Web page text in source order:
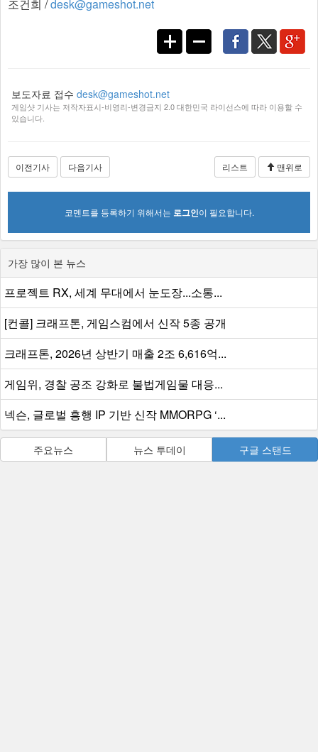
조건희 /desk@gameshot.net
보도자료 접수 desk@gameshot.net
게임샷 기사는 저작자표시-비영리-변경금지 2.0 대한민국 라이선스에 따라 이용할 수
있습니다.
이전기사 다음기사 리스트 맨위로
코멘트를 등록하기 위해서는 로그인이 필요합니다.
가장 많이 본 뉴스
프로젝트 RX, 세계 무대에서 눈도장...소통...
[컨콜] 크래프톤, 게임스컴에서 신작 5종 공개
크래프톤, 2026년 상반기 매출 2조 6,616억...
게임위, 경찰 공조 강화로 불법게임물 대응...
넥슨, 글로벌 흥행 IP 기반 신작 MMORPG ‘...
주요뉴스 뉴스 투데이 구글 스탠드